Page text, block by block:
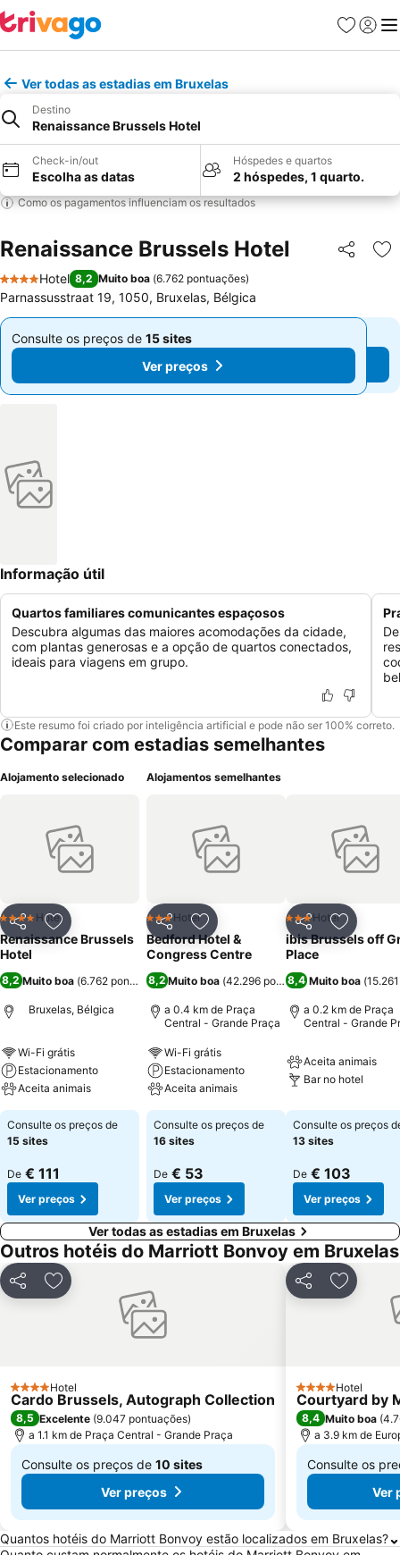
Favoritos
Iniciar
Ver todas as estadias em Bruxelas
Destino
Renaissance Brussels Hotel
Check-in/out
Escolha as datas
Hóspedes e quartos
2 hóspedes, 1 quarto.
Como os pagamentos influenciam os resultados
Renaissance Brussels Hotel Partilhar
4 Estrelas
Hotel 8,2 Muito boa (6.762 pontuações)
Parnassusstraat 19, 1050, Bruxelas, Bélgica
Consulte os preços de 15 sites
De
Ver preços
Consulte os preços de 15 sites
De
€ 111 Ver preços
Informação útil
Quartos familiares comunicantes espaçosos
Descubra algumas das maiores acomodações da cidade,
com plantas generosas e a opção de quartos conectados,
ideais para viagens em grupo.
Este resumo foi criado por inteligência artificial e pode não ser 100% correto.
Comparar com estadias semelhantes
Alojamento selecionado
PartilharAdicionar aos favoritos
4 EstrelasHotel
Renaissance Brussels
Hotel
8,2 Muito boa (6.762 pontuações)
Bruxelas, Bélgica
Wi-Fi grátis
Estacionamento
Aceita animais
Consulte os preços de
15 sites
De € 111
Ver preços
Alojamentos semelhantes
PartilharAdicionar aos favoritos
3 Estrelas
Hotel
Bedford Hotel &
Congress Centre
8,2 Muito boa (42.296 pontuações)
a 0.4 km de Praça
Central - Grande Praça
Wi-Fi grátis
Estacionamento
Aceita animais
Consulte os preços de
16 sites
De € 53
Ver preços
Partilhar
3 Estrelas
Hotel
ibis Brussels off
Place
8,4 Muito boa (
a 0.2 km de Praça
Central - Grande
Aceita animais
Bar no hotel
Consulte os preços
13 sites
De € 103
Ver preços
Ver todas as estadias em Bruxelas
Outros hotéis do Marriott Bonvoy em Bruxelas
PartilharAdicionar aos favoritos
4 Estrelas
Hotel
Cardo Brussels, Autograph Collection
8,5 Excelente (9.047 pontuações)
a 1.1 km de Praça Central - Grande Praça
Consulte os preços de 10 sites
De
€ 148 Ver preços
Partilhar
4 Estrelas
Hotel
Courtyard by
8,4 Muito boa (
a 3.9 km de
Consulte os
De
€ 111 Ver
Perguntas Frequentes sobre Bruxelas
Quantos hotéis do Marriott Bonvoy estão localizados em Bruxelas?